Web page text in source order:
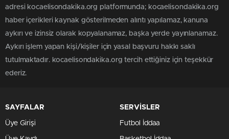
adresi kocaelisondakika.org platformunda; kocaelisondakika.org
haber içerikleri kaynak gösterilmeden alıntı yapılamaz, kanuna
aykırı ve izinsiz olarak kopyalanamaz, başka yerde yayınlanamaz.
Aykırı işlem yapan kişi/kişiler için yasal başvuru hakkı saklı
tutulmaktadır. kocaelisondakika.org tercih ettiğiniz için teşekkür
ederiz.
SAYFALAR
Üye Girişi
SERVİSLER
Futbol İddaa